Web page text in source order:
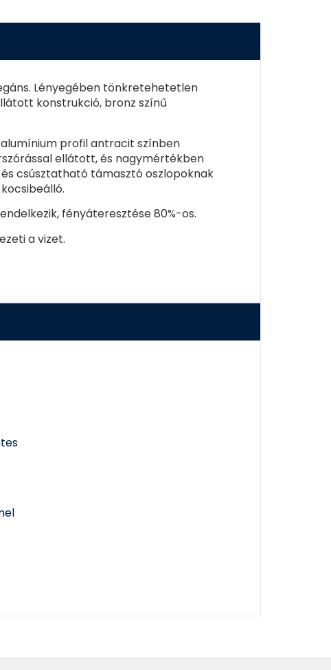
Lényegében tönkretehetetlen
konstrukció, bronz színű
profil antracit színben
ellátott, és nagymértékben
csúsztatható támasztó oszlopoknak
fényáteresztése 80%-os.
a vizet.